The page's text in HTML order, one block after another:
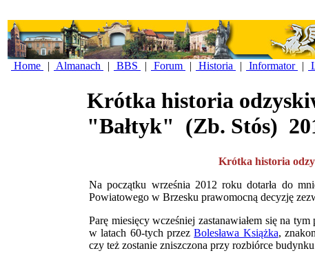
Home
| Almanach | BBS | Forum | Historia | Informator |
Krótka historia
"Bałtyk" (Zb. Stós)
Krótka historia
Na początku września 2012 roku dotarła do
Powiatowego w Brzesku prawomocną decyzję
Parę miesięcy wcześniej zastanawiałem się na
w latach 60-tych przezBolesława Książka,
czy też zostanie zniszczona przy rozbiórce